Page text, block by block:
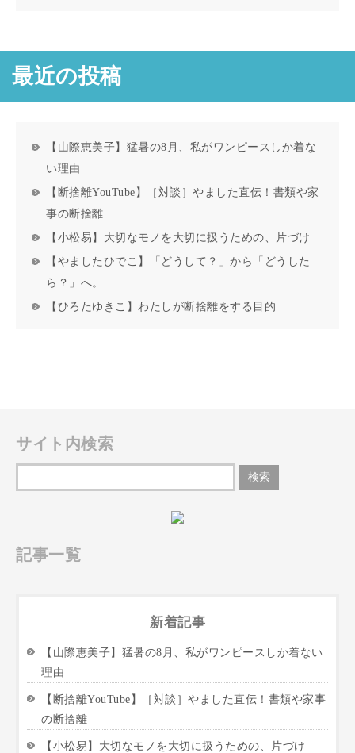
最近の投稿
【山際恵美子】猛暑の8月、私がワンピースしか着な
い理由
【断捨離YouTube】［対談］やました直伝！書類や家
事の断捨離
【小松易】大切なモノを大切に扱うための、片づけ
【やましたひでこ】「どうして？」から「どうした
ら？」へ。
【ひろたゆきこ】わたしが断捨離をする目的
サイト内検索
記事一覧
新着記事
【山際恵美子】猛暑の8月、私がワンピースしか着ない
理由
【断捨離YouTube】［対談］やました直伝！書類や家事
の断捨離
【小松易】大切なモノを大切に扱うための、片づけ